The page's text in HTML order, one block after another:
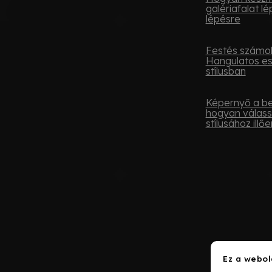
Ez a
galériafalat
lépésre
Festés
Hangulatos
stílusban
Képernyő a
hogyan
stílusához